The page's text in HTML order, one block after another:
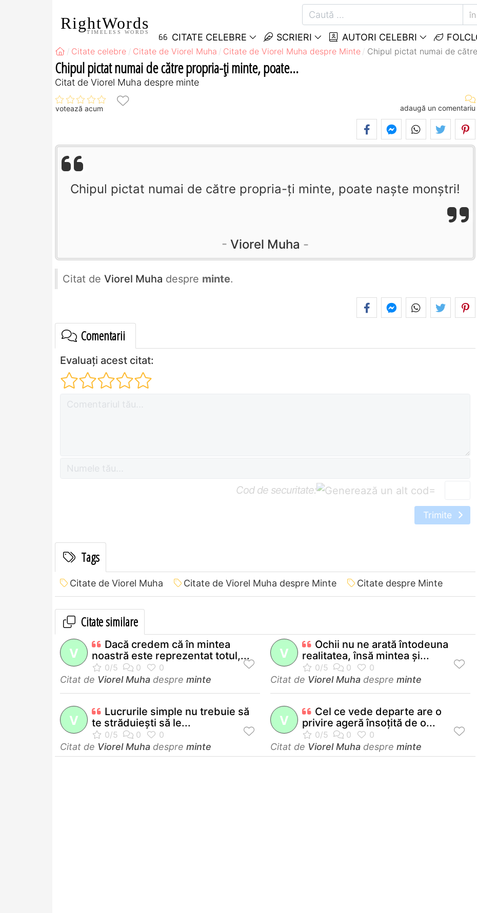
RightWords
TIMELESS WORDS CITATE CELEBRE SCRIERI AUTORI CELEBRI
Citate celebre Citate de Viorel Muha Citate de Viorel Muha despre Minte Chipul pictat numai de
Chipul pictat numai de către propria-ţi minte, poate...
Citat de Viorel Muha despre minte
votează acum adaugă un comentariu
Chipul pictat numai de către propria-ţi minte, poate naşte monştri!
Viorel Muha
Citat de Viorel Muha despre minte.
Comentarii
Evaluați acest citat:
Cod de securitate: =
Trimite
Tags
Citate de Viorel Muha Citate de Viorel Muha despre Minte Citate despre Minte
Citate similare
V
Dacă credem că în mintea
noastră este reprezentat totul,...
Citat de Viorel Muha despre minte
V
Ochii nu ne arată întodeuna
realitatea, însă mintea şi...
Citat de Viorel Muha despre minte
V
Lucrurile simple nu trebuie să
te străduieşti să le...
Citat de Viorel Muha despre minte
V
Cel ce vede departe are o
privire ageră însoţită de o...
Citat de Viorel Muha despre minte